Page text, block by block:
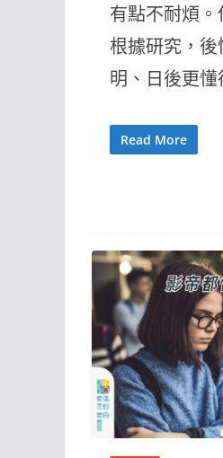
有點不耐煩。
根據研究，
明、日後更懂
Read More